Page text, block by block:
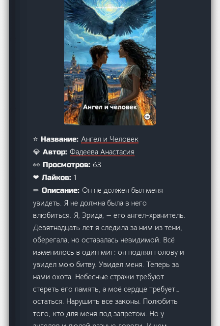
⭐ Название:Ангел и Человек
💎 Автор:Фадеева Анастасия
👀 Просмотров:63
❤ Лайков:1
✏ Описание:Он не должен был меня
увидеть. Я не должна была в него
влюбиться. Я, Эрида, — его ангел-хранитель.
Девятнадцать лет я следила за ним из тени,
оберегала, но оставалась невидимой. Всё
изменилось в один миг: он поднял голову и
увидел мою битву. Увидел меня. Теперь за
нами охота. Небесные стражи требуют
стереть его память, а моё сердце требует…
остаться. Нарушить все законы. Полюбить
того, кто для меня под запретом. Но у